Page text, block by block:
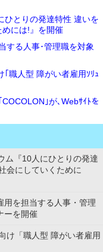
ひとりの発達特性 違いを
には!』を開催
する人事･管理職を対象
｢職人型 障がい者雇用ｿﾘｭ
｣が､Webｻｲﾄを
ム『10人にひとりの発達
会にしていくために
用を担当する人事・管理
ーを開催
け「職人型 障がい者雇用